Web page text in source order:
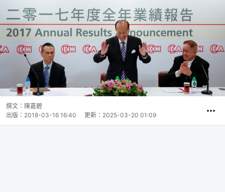
撰文： 陳嘉碧
出版： 2018-03-16 16:40 更新： 2025-03-20 01:09